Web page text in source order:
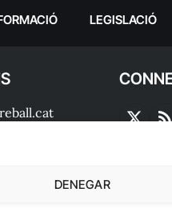
DENEGAR
LEGISLACIÓ
X